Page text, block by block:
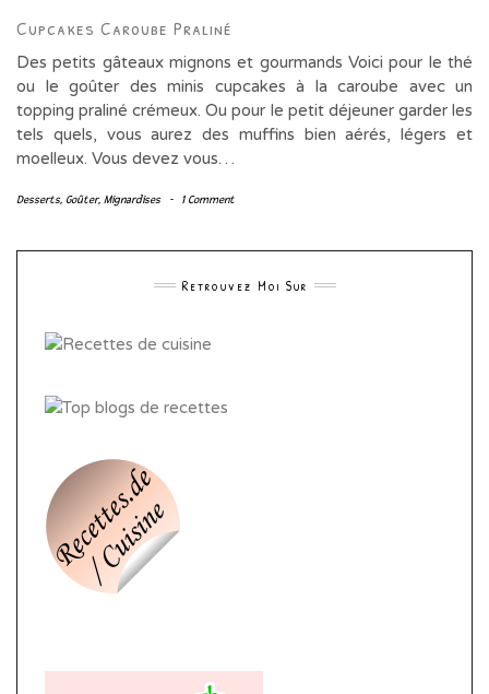
Cupcakes Caroube Praliné
Des petits gâteaux mignons et gourmands Voici pour le thé
ou le goûter des minis cupcakes à la caroube avec un
topping praliné crémeux. Ou pour le petit déjeuner garder les
tels quels, vous aurez des muffins bien aérés, légers et
moelleux. Vous devez vous…
Desserts, Goûter, Mignardises - 1 Comment
Retrouvez Moi Sur